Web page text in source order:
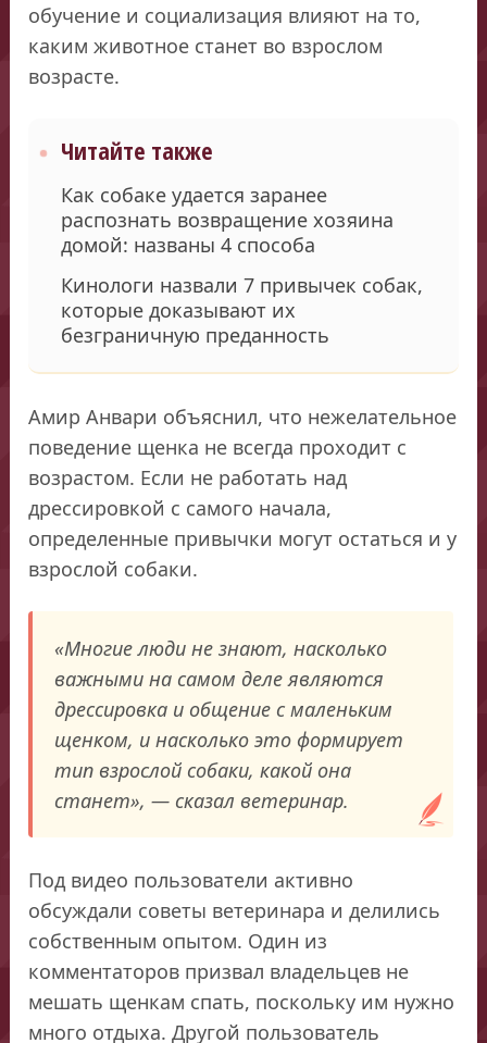
обучение и социализация влияют на то,
каким животное станет во взрослом
возрасте.
Читайте также
Как собаке удается заранее
распознать возвращение хозяина
домой: названы 4 способа
Кинологи назвали 7 привычек собак,
которые доказывают их
безграничную преданность
Амир Анвари объяснил, что нежелательное
поведение щенка не всегда проходит с
возрастом. Если не работать над
дрессировкой с самого начала,
определенные привычки могут остаться и у
взрослой собаки.
«Многие люди не знают, насколько
важными на самом деле являются
дрессировка и общение с маленьким
щенком, и насколько это формирует
тип взрослой собаки, какой она
станет», — сказал ветеринар.
Под видео пользователи активно
обсуждали советы ветеринара и делились
собственным опытом. Один из
комментаторов призвал владельцев не
мешать щенкам спать, поскольку им нужно
много отдыха. Другой пользователь